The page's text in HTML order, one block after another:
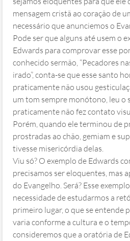
mensagem cristã ao coração de
necessário que anunciemos o
Pode ser que alguns até usem o
Edwards para comprovar esse
conhecido sermão, “Pecadores
irado”, conta-se que esse santo
praticamente não usou
um tom sempre monótono, leu o
praticamente não fez contato
Porém, quando ele terminou de
prostradas ao chão, gemiam e
tivesse misericórdia delas.
Viu só? O exemplo de Edwards
precisamos ser eloquentes, mas
do Evangelho. Será? Esse
necessidade de estudarmos a
primeiro lugar, o que se entende
varia conforme a cultura e o
consideremos que a oratória de